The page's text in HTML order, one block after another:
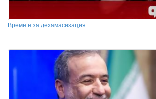
Време е за дехамасизация